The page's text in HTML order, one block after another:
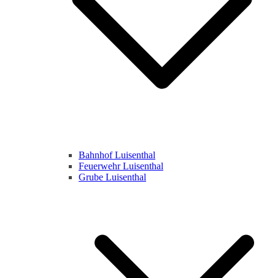
Bahnhof Luisenthal
Feuerwehr Luisenthal
Grube Luisenthal